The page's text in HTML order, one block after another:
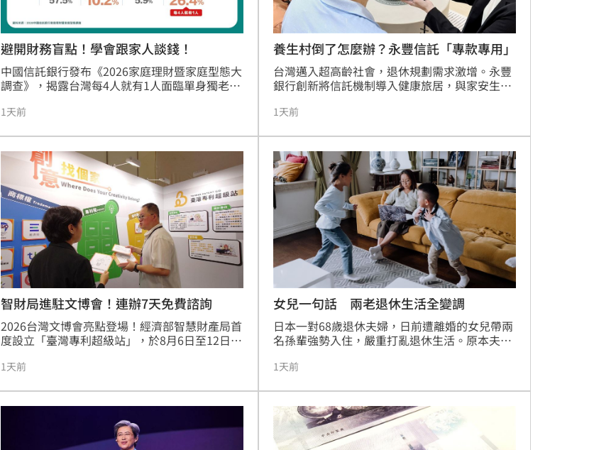
避開財務盲點！學會跟家人談錢！
中國信託銀行發布《2026家庭理財暨家庭型態大
調查》，揭露台灣每4人就有1人面臨單身獨老。
與傳承知識，陷入行動僵局。調查發現「單身無
排財務代理；「已婚有子女」者則出現「重子
女、輕老本」失衡現象。專家提出「TALK」理財
心法，建議民眾透過目標盤點、專款配置、明確
傳承及安養信託等機制，及早建立樂齡財富防禦
網，避免資產傳承糾紛，確保晚年財務自主與安
全，打造穩健的退休生活藍圖。
1天前
養生村倒了怎麼辦？永豐信託「專款專用」
台灣邁入超高齡社會，退休規劃需求激增。永豐
銀行創新將信託機制導入健康旅居，與家安生醫
金，透過資金獨立與定期查核，大幅提升制度透
2029年啟用，提供24小時管家與全時照護。此
外，永豐銀行同步推廣「信福啟航」預開型安養
信託，針對55歲以上民眾或身心障礙者提供簽約
費0元優惠，鼓勵國人及早進行財務佈局，打造
安心樂活的退休願景，讓退休生活更有保障。
1天前
智財局進駐文博會！連辦7天免費諮詢
2026台灣文博會亮點登場！經濟部智慧財產局首
度設立「臺灣專利超級站」，於8月6日至12日在
點協助文創工作者解析專利、商標與著作權疑
座，由商標審查官與專門委員分享品牌商標布局
及著作權生存指南，強化創作者的品牌保護力與
市場競爭力。此次活動旨在提升文創產業的智財
權意識，透過專業諮詢與實務教學，協助參展單
1天前
女兒一句話 兩老退休生活全變調
日本一對68歲退休夫婦，日前遭離婚的女兒帶兩
名孫輩強勢入住，嚴重打亂退休生活。原本夫妻
度日，但在多養三口人後，家庭開銷暴增，半年
歸，務必在同住之初就生活費分攤及入住期限達
成共識，避免經濟與情感摩擦。最終，該對夫婦
與女兒攤牌並訂下一年搬離目標，女兒也提高補
貼金額並分擔家務，才讓家庭危機暫告緩解，維
1天前